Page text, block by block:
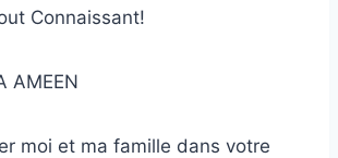
Connaissant!
AMEEN
moi et ma famille dans votre